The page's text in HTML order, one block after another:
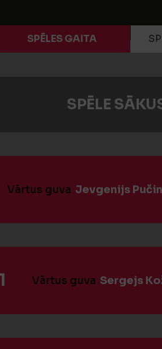
SPĒLES GAITA
SPĒLE
Vārtus guva Jevgenijs
Vārtus guva Sergejs